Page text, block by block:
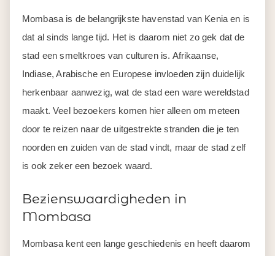
Mombasa is de belangrijkste havenstad van Kenia en is
dat al sinds lange tijd. Het is daarom niet zo gek dat de
stad een smeltkroes van culturen is. Afrikaanse,
Indiase, Arabische en Europese invloeden zijn duidelijk
herkenbaar aanwezig, wat de stad een ware wereldstad
maakt. Veel bezoekers komen hier alleen om meteen
door te reizen naar de uitgestrekte stranden die je ten
noorden en zuiden van de stad vindt, maar de stad zelf
is ook zeker een bezoek waard.
Bezienswaardigheden in
Mombasa
Mombasa kent een lange geschiedenis en heeft daarom